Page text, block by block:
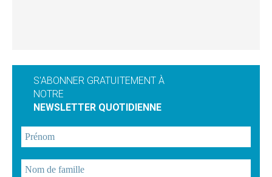
S'ABONNER GRATUITEMENT À
NOTRE
NEWSLETTER QUOTIDIENNE